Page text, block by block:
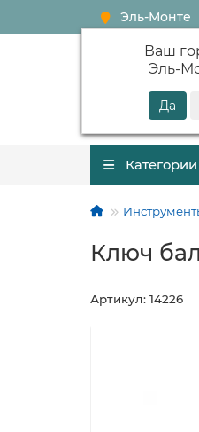
Эль-Монте
Ваш
Эль-
Категории
Ключ
Артикул: 14226